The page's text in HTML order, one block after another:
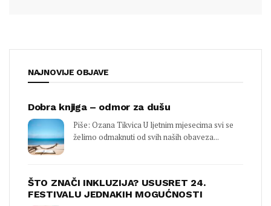
NAJNOVIJE OBJAVE
Dobra knjiga – odmor za dušu
Piše: Ozana Tikvica U ljetnim mjesecima svi se
želimo odmaknuti od svih naših obaveza...
ŠTO ZNAČI INKLUZIJA? USUSRET 24.
FESTIVALU JEDNAKIH MOGUĆNOSTI